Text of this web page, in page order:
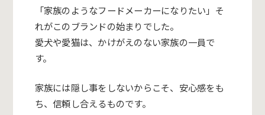
「家族のようなフードメーカーになりたい」 そ
れがこのブランドの始まりでした。
愛犬や愛猫は、かけがえのない家族の一員で
す。
家族には隠し事をしないからこそ、安心感をも
ち、信頼し合えるものです。